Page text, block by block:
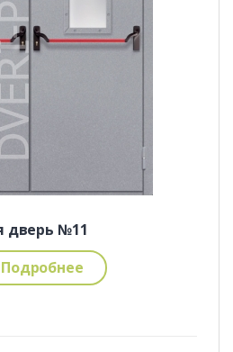
дверь №11
Подробнее